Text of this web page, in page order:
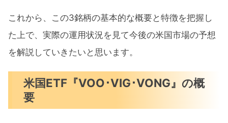
まとめ
これから、この3銘柄の基本的な概要と特徴を把握し
た上で、実際の運用状況を見て今後の米国市場の予想
を解説していきたいと思います。
米国ETF『VOO･VIG･VONG』の概
要